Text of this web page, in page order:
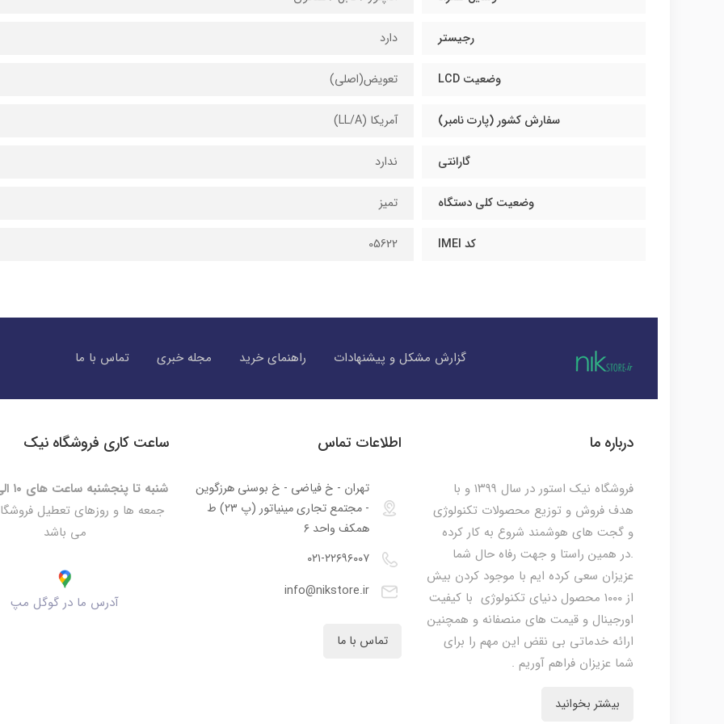
رجیستر دارد
وضعیت LCD تعویض(اصلی)
سفارش کشور (پارت نامبر) آمریکا (LL/A)
گارانتی ندارد
وضعیت کلی دستگاه تمیز
کد IMEI 05622
گزارش مشکل و پیشنهادات راهنمای خرید مجله خبری تماس با ما
درباره ما
فروشگاه نیک استور در سال ۱۳۹۹ و با
هدف فروش و توزیع محصولات تکنولوژی
و گجت های هوشمند شروع به کار کرده
.در همین راستا و جهت رفاه حال شما
عزیزان سعی کرده ایم با موجود کردن بیش
از ۱۰۰۰ محصول دنیای تکنولوژی با کیفیت
اورجینال و قیمت های منصفانه و همچنین
ارائه خدماتی بی نقض این مهم را برای
شما عزیزان فراهم آوریم .
بیشتر بخوانید
اطلاعات تماس
تهران - خ فیاضی - خ بوسنی هرزگوین
- مجتمع تجاری مینیاتور (پ ۲۳) ط
همکف واحد ۶
۰۲۱-۲۲۶۹۶۰۰۷
info@nikstore.ir
تماس با ما
ساعت کاری فروشگاه نیک
شنبه تا پنجشنبه ساعت های ۱۰ الی ۲۰:۳۰
جمعه ها و روزهای تعطیل
می باشد
آدرس ما در گوگل مپ